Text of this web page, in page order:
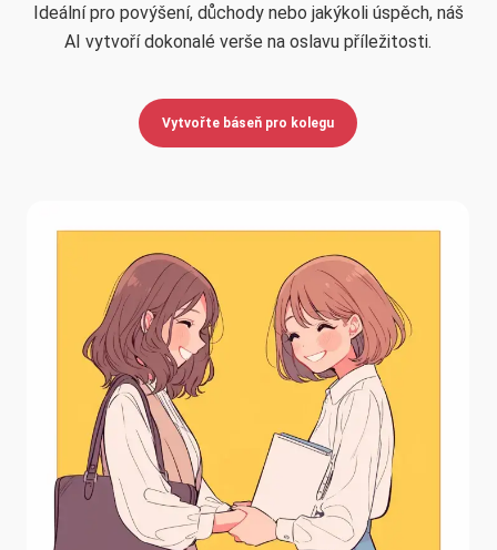
Ideální pro povýšení, důchody nebo jakýkoli úspěch, náš
AI vytvoří dokonalé verše na oslavu příležitosti.
Vytvořte báseň pro kolegu